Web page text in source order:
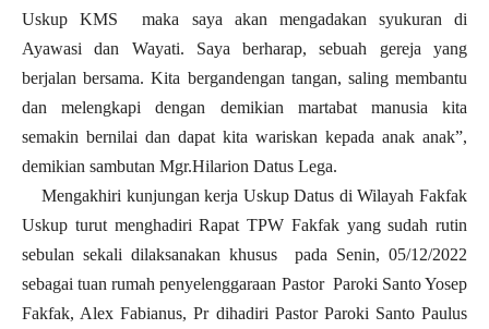
Uskup KMS maka saya akan mengadakan syukuran di
Ayawasi dan Wayati. Saya berharap, sebuah gereja yang
berjalan bersama. Kita bergandengan tangan, saling membantu
dan melengkapi dengan demikian martabat manusia kita
semakin bernilai dan dapat kita wariskan kepada anak anak”,
demikian sambutan Mgr.Hilarion Datus Lega.
Mengakhiri kunjungan kerja Uskup Datus di Wilayah Fakfak
Uskup turut menghadiri Rapat TPW Fakfak yang sudah rutin
sebulan sekali dilaksanakan khusus pada Senin, 05/12/2022
sebagai tuan rumah penyelenggaraan Pastor Paroki Santo Yosep
Fakfak, Alex Fabianus, Pr dihadiri Pastor Paroki Santo Paulus